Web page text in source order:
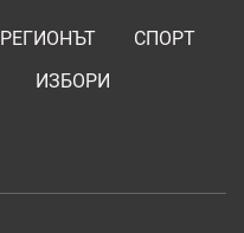
РЕГИОНЪТ
СПОРТ
ИЗБОРИ